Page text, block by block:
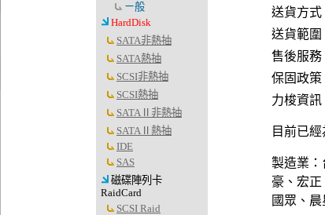
ㄧ般
HardDisk
SATA非熱抽
SATA熱抽
SCSI非熱抽
SCSI熱抽
SATAⅡ非熱抽
SATAⅡ熱抽
IDE
SAS
磁碟陣列卡
RaidCard
SCSI Raid
送貨方式
送貨範圍
售後服務
保固政策
力梭資訊
目前已
製造業：
豪、宏
國眾、